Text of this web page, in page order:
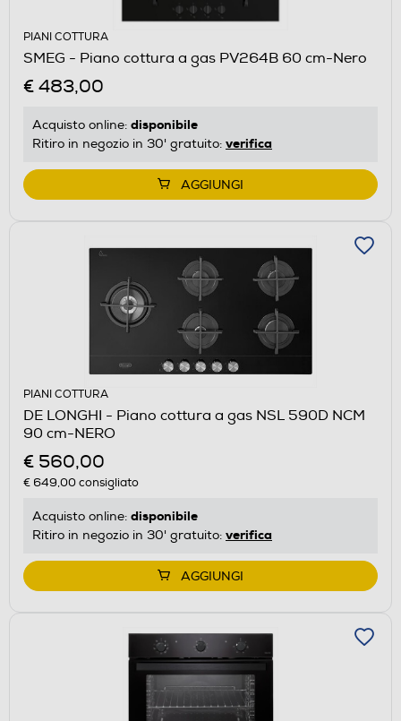
PIANI COTTURA
SMEG - Piano cottura a gas PV264B 60 cm-Nero
€ 483,00
Acquisto online: disponibile
Ritiro in negozio in 30' gratuito: verifica
AGGIUNGI
PIANI COTTURA
DE LONGHI - Piano cottura a gas NSL 590D NCM
90 cm-NERO
€ 560,00
€ 649,00consigliato
Acquisto online: disponibile
Ritiro in negozio in 30' gratuito: verifica
AGGIUNGI